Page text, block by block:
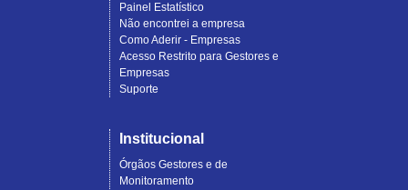
Painel Estatístico
Não encontrei a empresa
Como Aderir - Empresas
Acesso Restrito para Gestores e
Empresas
Suporte
Institucional
Órgãos Gestores e de
Monitoramento